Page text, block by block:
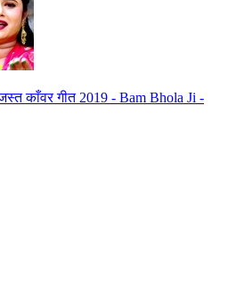
काँवर गीत 2019 - Bam Bhola Ji -